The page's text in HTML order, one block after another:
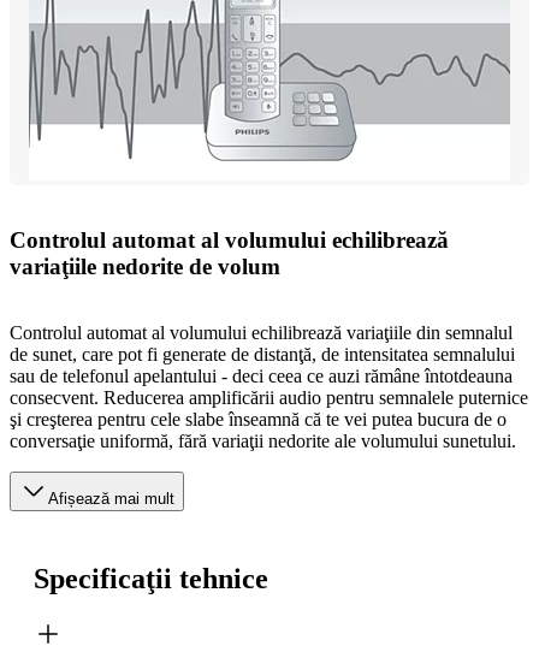
Controlul automat al volumului echilibrează
variaţiile nedorite de volum
Controlul automat al volumului echilibrează variaţiile din semnalul
de sunet, care pot fi generate de distanţă, de intensitatea semnalului
sau de telefonul apelantului - deci ceea ce auzi rămâne întotdeauna
consecvent. Reducerea amplificării audio pentru semnalele puternice
şi creşterea pentru cele slabe înseamnă că te vei putea bucura de o
conversaţie uniformă, fără variaţii nedorite ale volumului sunetului.
Afișează mai mult
Specificaţii tehnice